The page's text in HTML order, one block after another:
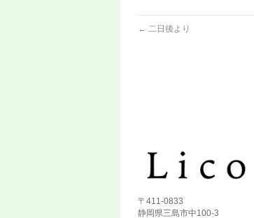
← 二日後より
〒411-0833
静岡県三島市中100-3